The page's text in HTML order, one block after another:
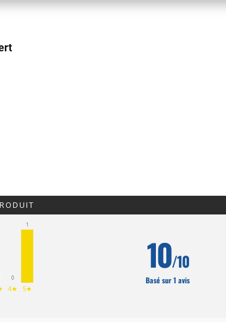
0
4★
1
5★
10/10
Basé sur 1 avis